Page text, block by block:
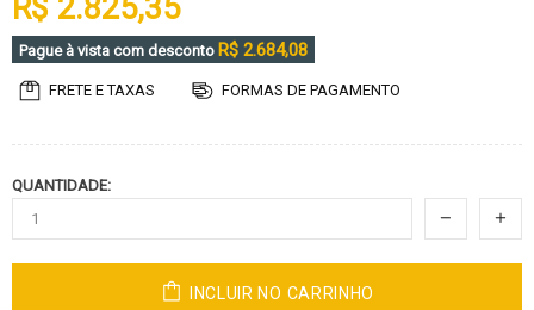
R$ 2.825,35
Pague à vista com desconto R$ 2.684,08
FRETE E TAXAS FORMAS DE PAGAMENTO
QUANTIDADE:
INCLUIR NO CARRINHO